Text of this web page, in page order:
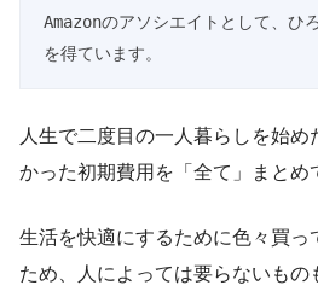
Amazonのアソシエイトとして、ひ
を得ています。
人生で二度目の一人暮らしを始
かった初期費用を「全て」まとめ
生活を快適にするために色々買っ
ため、人によっては要らないもの